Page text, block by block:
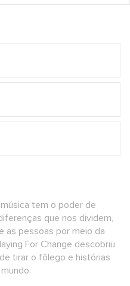
tem o poder de
que nos dividem,
as pessoas por meio da
For Change descobriu
tirar o fôlego e histórias